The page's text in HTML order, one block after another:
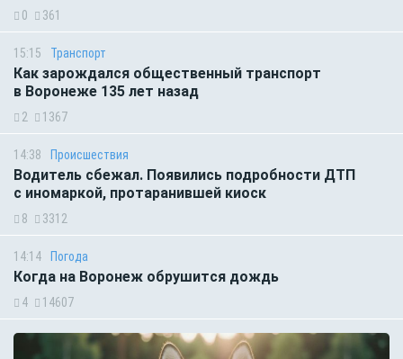
0 361
15:15 Транспорт
Как зарождался общественный транспорт
в Воронеже 135 лет назад
2 1367
14:38 Происшествия
Водитель сбежал. Появились подробности ДТП
с иномаркой, протаранившей киоск
8 3312
14:14 Погода
Когда на Воронеж обрушится дождь
4 14607